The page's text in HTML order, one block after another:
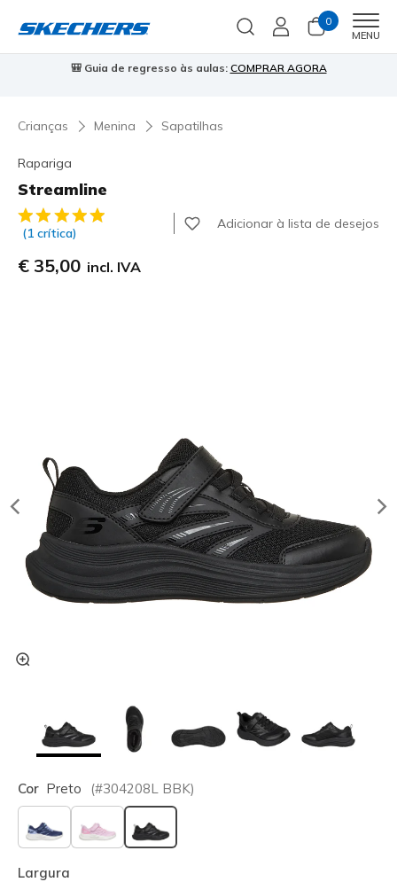
0
MENU
🎒 Guia de regresso às aulas: COMPRAR AGORA
Crianças Menina Sapatilhas
Rapariga
Streamline
3$9 de 5 – Classificação do cliente
(1 crítica)
Adicionar à lista de desejos
€ 35,00 incl. IVA
Cor Preto (#304208L BBK)
selecionado
Largura